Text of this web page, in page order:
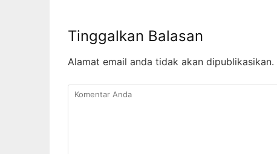
Tinggalkan Balasan
Alamat email anda tidak akan dipublikasikan.